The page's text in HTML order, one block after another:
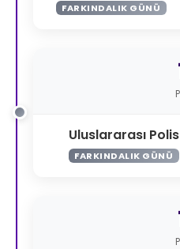
FARKINDALIK GÜNÜ
Uluslararası
FARKINDALIK GÜNÜ